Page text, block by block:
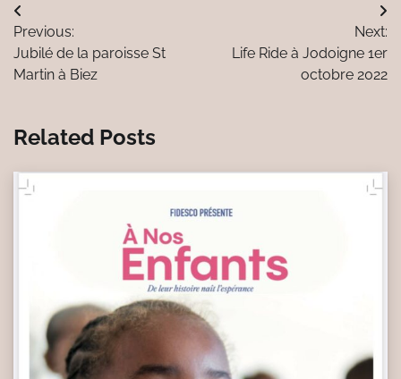
Navigation
de
l’article
Previous:
Jubilé de la paroisse St
Martin à Biez
Next:
Life Ride à Jodoigne 1er
octobre 2022
Related Posts